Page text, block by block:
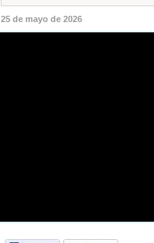
25 de mayo de 2026